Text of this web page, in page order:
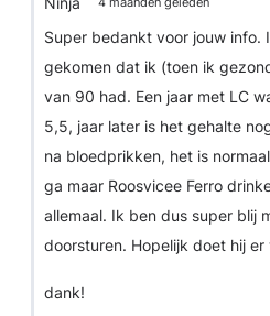
Super bedankt voor jouw info.
gekomen dat ik (toen ik
van 90 had. Een jaar met LC
5,5, jaar later is het gehalte
na bloedprikken, het is
ga maar Roosvicee Ferro
allemaal. Ik ben dus super blij
doorsturen. Hopelijk doet hij er
dank!